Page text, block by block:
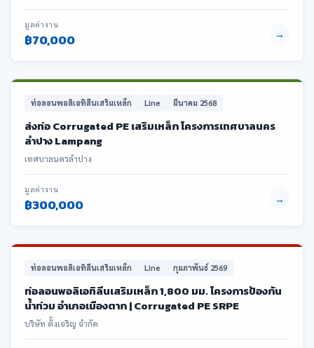
มูลค่างาน
฿70,000 →
ท่อลอนพอลิเอทิลีนเสริมเหล็ก Line มีนาคม 2568
ส่งท่อ Corrugated PE เสริมเหล็ก โครงการเทศบาลนคร
ลำปาง Lampang
เทศบาลนครลำปาง
มูลค่างาน
฿300,000 →
ท่อลอนพอลิเอทิลีนเสริมเหล็ก Line กุมภาพันธ์ 2569
ท่อลอนพอลิเอทิลีนเสริมเหล็ก 1,800 มม. โครงการป้องกัน
น้ำท่วม อำเภอเมืองตาก | Corrugated PE SRPE
บริษัท ตั้งเจริญ จำกัด